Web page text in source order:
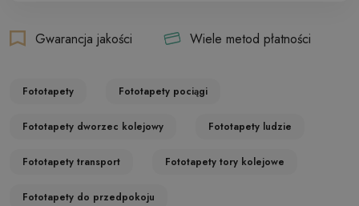
Gwarancja jakości Wiele metod płatności
Fototapety Fototapety pociągi
Fototapety dworzec kolejowy Fototapety ludzie
Fototapety transport Fototapety tory kolejowe
Fototapety do przedpokoju